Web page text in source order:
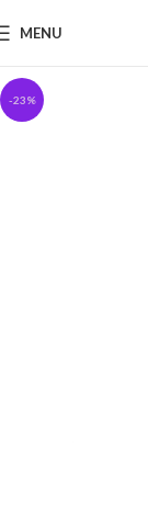
MENU
-23%